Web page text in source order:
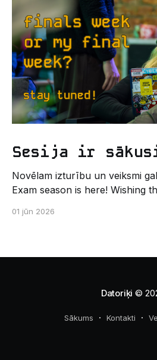
leģendāro “Sējienu”? 🐱 Šī pirmsaristoteļa nometne
palīdzēs tev iegūt pirmos
Sesija ir
Novēlam izturību un veiksmi
Exam season is here! Wishing
pašpārvaldes komunikācijas
01 jūn 2026
Datoriķi ©
Sākums Kontakti